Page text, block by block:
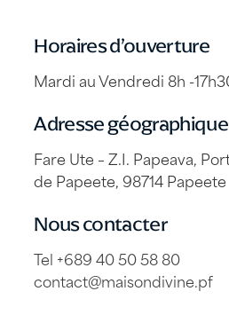
Horaires d’ouverture
Mardi au Vendredi 8h -
Adresse géographique
Fare Ute – Z.I. Papeava,
de Papeete, 98714 Papeete
Nous contacter
Tel +689 40 50 58 80
contact@maisondivine.pf